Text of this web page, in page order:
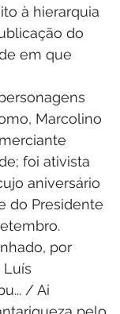
à hierarquia
do
em que
Marcolino
foi ativista
aniversário
do Presidente
por
Luís
/ Ai